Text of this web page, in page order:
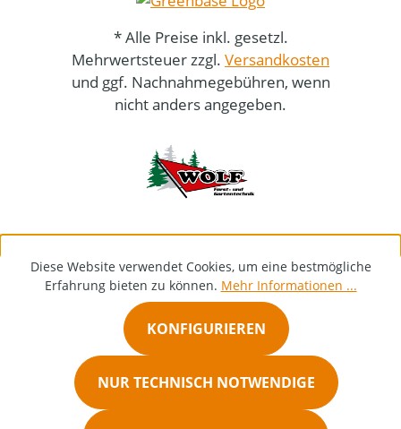
* Alle Preise inkl. gesetzl.
Mehrwertsteuer zzgl. Versandkosten
und ggf. Nachnahmegebühren, wenn
nicht anders angegeben.
Diese Website verwendet Cookies, um eine bestmögliche
Erfahrung bieten zu können. Mehr Informationen ...
NUR TECHNISCH NOTWENDIGE
KONFIGURIEREN